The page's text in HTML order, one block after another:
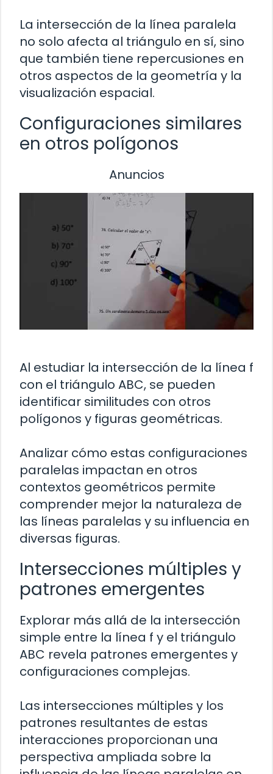
La intersección de la línea paralela
no solo afecta al triángulo en sí, sino
que también tiene repercusiones en
otros aspectos de la geometría y la
visualización espacial.
Configuraciones similares
en otros polígonos
Anuncios
Al estudiar la intersección de la línea f
con el triángulo ABC, se pueden
identificar similitudes con otros
polígonos y figuras geométricas.
Analizar cómo estas configuraciones
paralelas impactan en otros
contextos geométricos permite
comprender mejor la naturaleza de
las líneas paralelas y su influencia en
diversas figuras.
Intersecciones múltiples y
patrones emergentes
Explorar más allá de la intersección
simple entre la línea f y el triángulo
ABC revela patrones emergentes y
configuraciones complejas.
Las intersecciones múltiples y los
patrones resultantes de estas
interacciones proporcionan una
perspectiva ampliada sobre la